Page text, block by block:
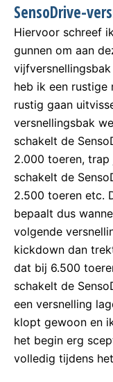
SensoDrive-
Hiervoor schreef
gunnen om aan
heb ik een rustige
rustig gaan
versnellingsbak
schakelt de
2.000 toeren,
schakelt de
2.500 toeren etc.
bepaalt dus
volgende
kickdown dan
dat bij 6.500
schakelt de
een versnelling
klopt gewoon en
het begin erg
volledig tijdens